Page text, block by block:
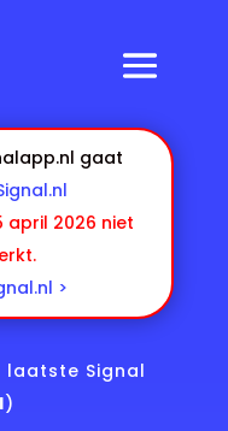
gaat
april 2026 niet
>
laatste Signal
)